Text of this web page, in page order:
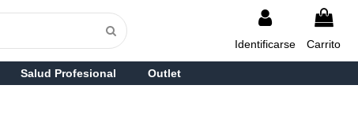
Identificarse Carrito
Salud Profesional Outlet